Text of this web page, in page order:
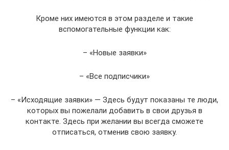
Кроме них имеются в этом разделе и такие
вспомогательные функции как:
– «Новые заявки»
– «Все подписчики»
– «Исходящие заявки» — Здесь будут показаны те люди,
которых вы пожелали добавить в свои друзья в
контакте. Здесь при желании вы всегда сможете
отписаться, отменив свою заявку.